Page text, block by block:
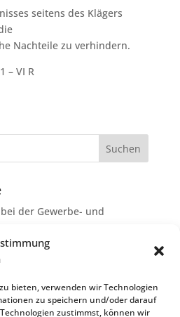
bieten, verwenden wir Technologien
zu speichern und/oder darauf
zustimmst, können wir
seitens des Klägers
Nachteile zu verhindern.
– VI R
der Gewerbe- und
bei Streit über
als
Juli 2026